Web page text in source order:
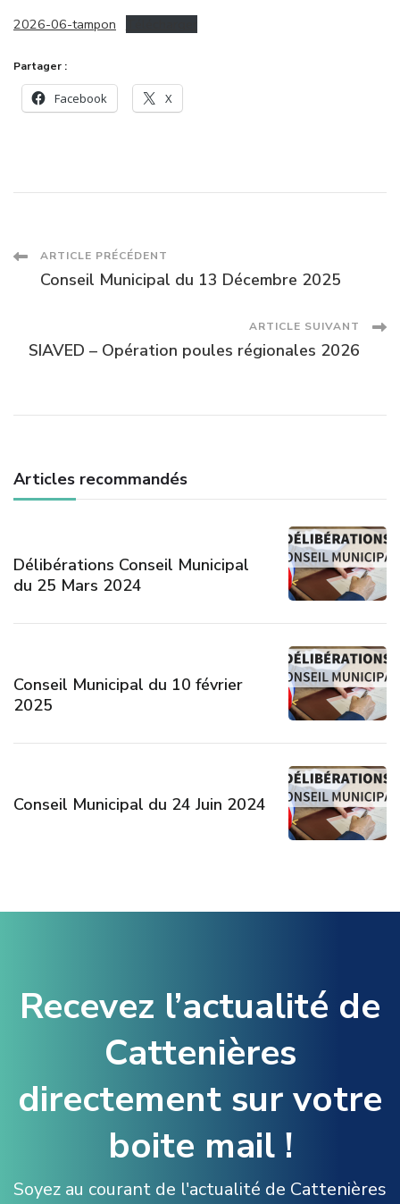
2026-06-tampon
Partager :
Facebook X
Navigation
articles
ARTICLE PRÉCÉDENT
Conseil Municipal du 13 Décembre 2025
ARTICLE SUIVANT
SIAVED – Opération poules régionales 2026
Articles recommandés
Délibérations Conseil Municipal
du 25 Mars 2024
Conseil Municipal du 10 février
2025
Conseil Municipal du 24 Juin 2024
Recevez l’actualité de
Cattenières
directement sur votre
boite mail !
Soyez au courant de l'actualité de Cattenières